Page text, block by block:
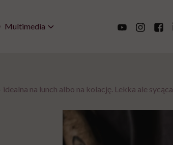
Multimedia
na lunch albo na kolację. Lekka ale sycąca